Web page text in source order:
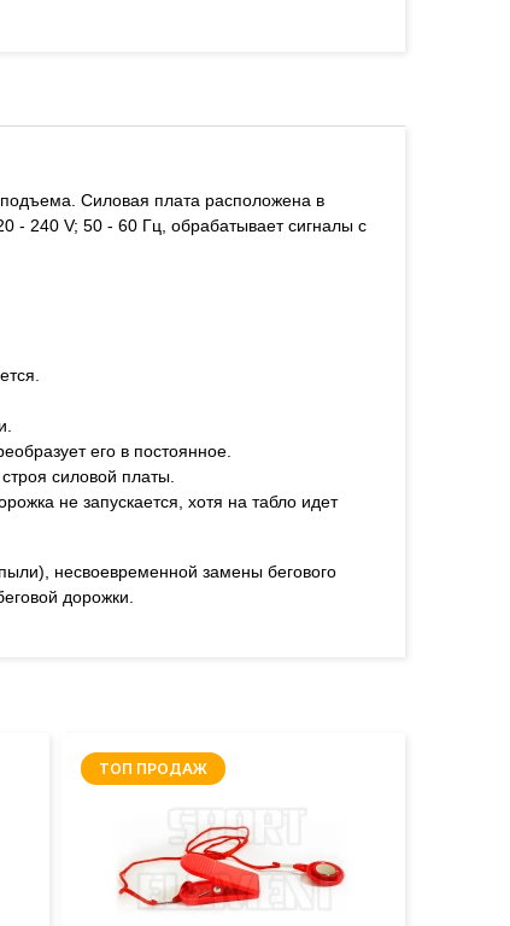
подъема. Силовая плата расположена в
- 240 V; 50 - 60 Гц , обрабатывает сигналы с
его в постоянное.
силовой платы.
не запускается, хотя на табло идет
несвоевременной замены бегового
дорожки.
ТОП ПРОДАЖ